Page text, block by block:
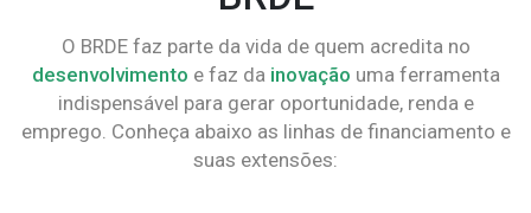
O BRDE faz parte da vida de quem acredita no
desenvolvimento e faz da inovação uma ferramenta
indispensável para gerar oportunidade, renda e
emprego. Conheça abaixo as linhas de financiamento e
suas extensões: